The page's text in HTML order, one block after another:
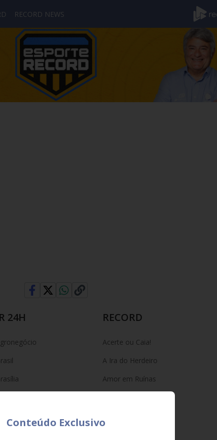
RECORD NEWS
24H RECORD
Acerte ou Caia!
A Ira do Herdeiro
Amor em Ruínas
Conteúdo Exclusivo